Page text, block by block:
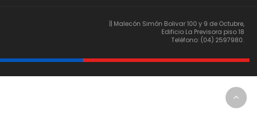
|| Malecón Simón Bolivar 100 y 9 de Octubre,
Edificio La Previsora piso 18
Teléfono: (04) 2597980.